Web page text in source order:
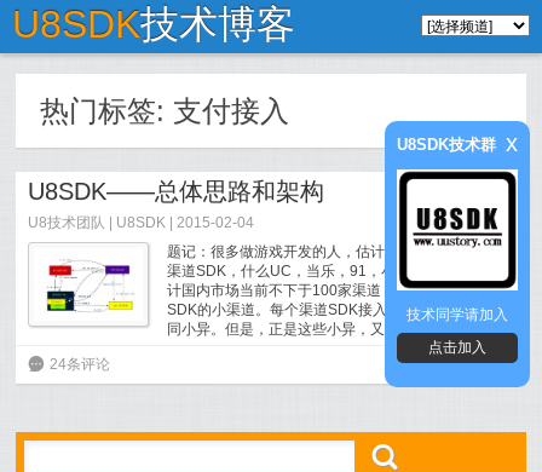
U8SDK技术博客
热门标签: 支付接入
U8SDK——总体思路和架构
U8技术团队 U8SDK | 2015-02-04
题记：很多做游戏开发的人，估计都或多或少地接过
渠道SDK，什么UC，当乐，91，小米，360……据统
计国内市场当前不下于100家渠道，还包括一些没有
SDK的小渠道。每个渠道SDK接入的方法呢，多是大
同小异。但是，正是这些小异，又让...
[阅读全文]
6 24条评论
ő
U8SDK技术群 x
技术同学请加入
点击加入